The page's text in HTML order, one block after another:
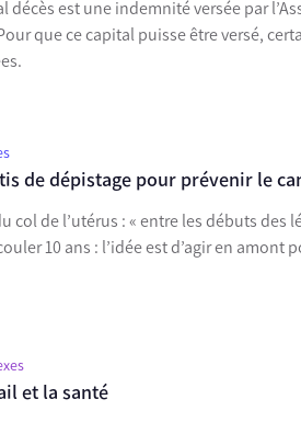
décès est une indemnité versée par
que ce capital puisse être versé,
de dépistage pour prévenir le
col de l’utérus : « entre les débuts des
10 ans : l’idée est d’agir en
et la santé